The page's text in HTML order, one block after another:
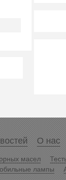
О нас
масел
лампы